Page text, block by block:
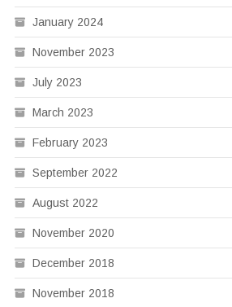
January 2024
November 2023
July 2023
March 2023
February 2023
September 2022
August 2022
November 2020
December 2018
November 2018